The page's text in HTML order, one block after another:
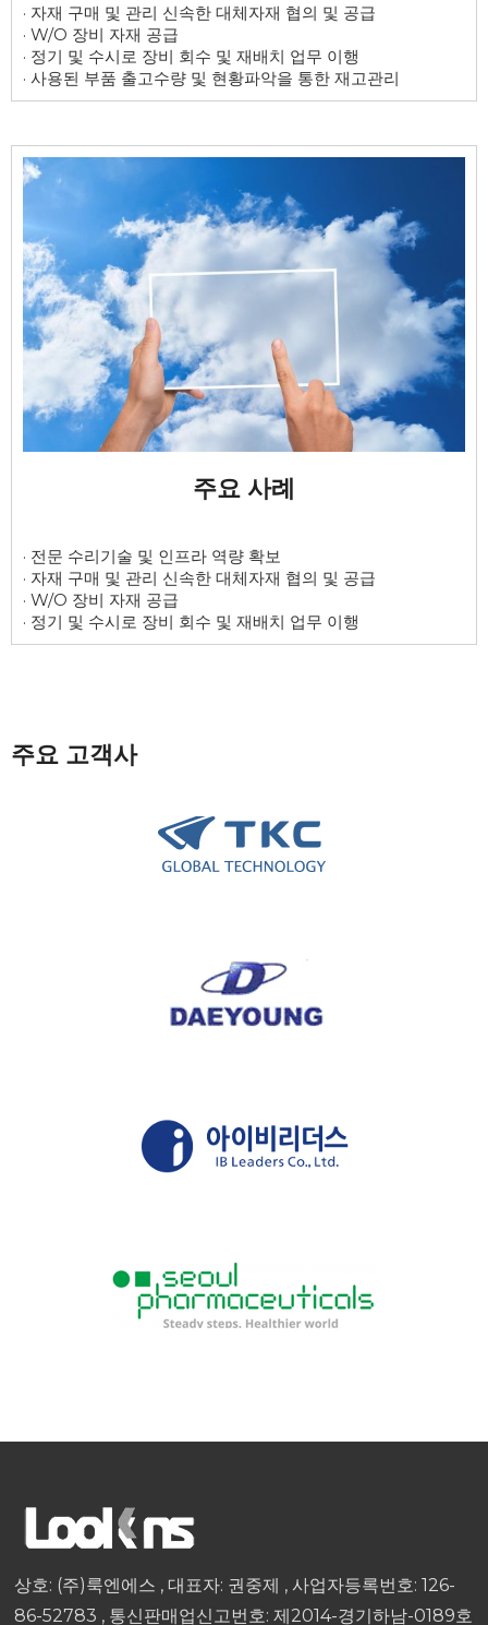
· 자재 구매 및 관리 신속한 대체자재 협의 및 공급
· W/O 장비 자재 공급
· 정기 및 수시로 장비 회수 및 재배치 업무 이행
· 사용된 부품 출고수량 및 현황파악을 통한 재고관리
주요 사례
· 전문 수리기술 및 인프라 역량 확보
· 자재 구매 및 관리 신속한 대체자재 협의 및 공급
· W/O 장비 자재 공급
· 정기 및 수시로 장비 회수 및 재배치 업무 이행
주요 고객사
상호: (주)룩엔에스 , 대표자: 권중제 , 사업자등록번호: 126-
86-52783 , 통신판매업신고번호: 제2014-경기하남-0189호